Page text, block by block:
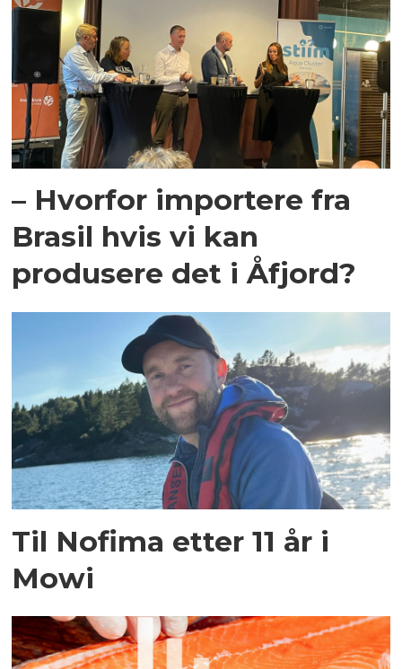
– Hvorfor importere fra
Brasil hvis vi kan
produsere det i Åfjord?
Til Nofima etter 11 år i
Mowi